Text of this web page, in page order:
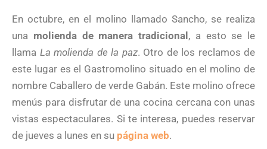
En octubre, en el molino llamado Sancho, se realiza
una molienda de manera tradicional , a esto se le
llama La molienda de la paz. Otro de los reclamos de
este lugar es el Gastromolino situado en el molino de
nombre Caballero de verde Gabán. Este molino ofrece
menús para disfrutar de una cocina cercana con unas
vistas espectaculares. Si te interesa, puedes reservar
de jueves a lunes en su página web.